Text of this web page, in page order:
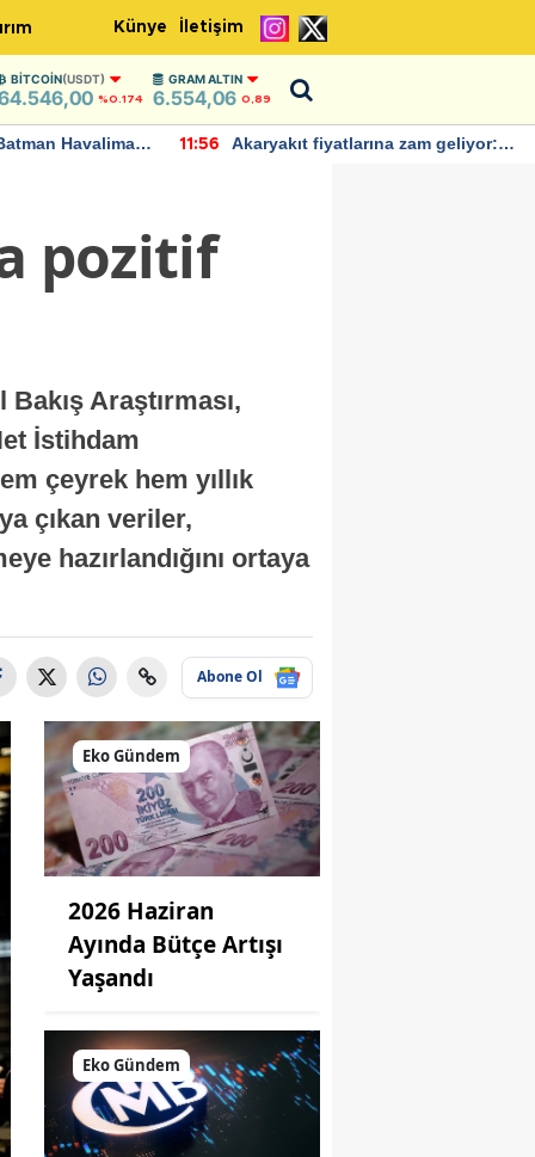
Künye İletişim
BITCOIN(USDT)
%0.174
GRAM ALTIN
6.554,06 0,89
Havalimanı
11:56
Akaryakıt fiyatlarına zam geliyor:
pozitif
Araştırması,
İstihdam
çeyrek hem yıllık
çıkan veriler,
hazırlandığını ortaya
Abone Ol
Eko Gündem
2026 Haziran
Ayında Bütçe Artışı
Yaşandı
Eko Gündem